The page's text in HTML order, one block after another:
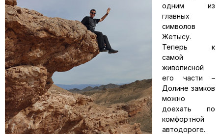
одним из
главных
символов
Жетысу.
Теперь к
самой
живописной
его части –
Долине замков
можно
доехать по
комфортной
автодороге.